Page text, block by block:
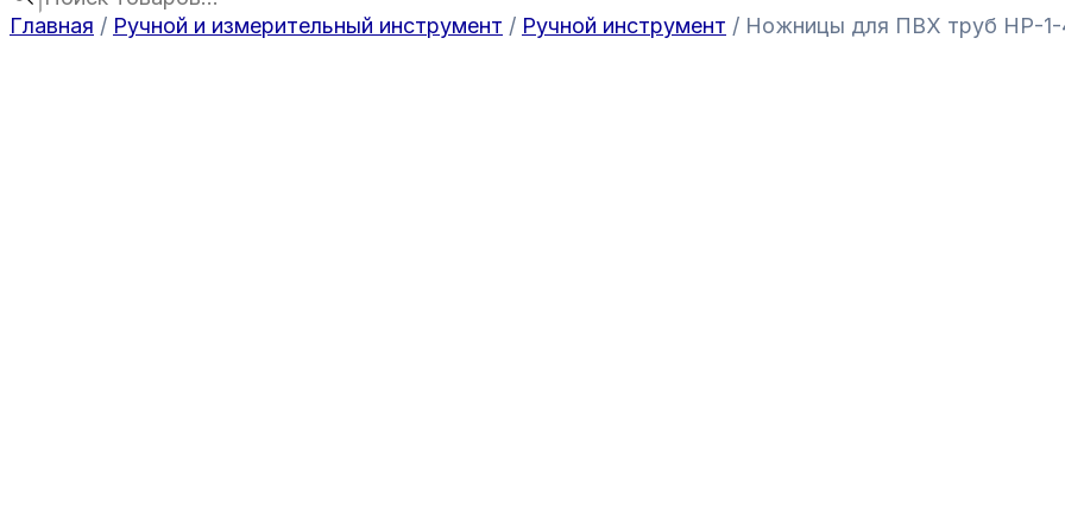
Главная / Ручной и измерительный инструмент / Ручной инструмент / Ножницы для ПВХ труб НР-